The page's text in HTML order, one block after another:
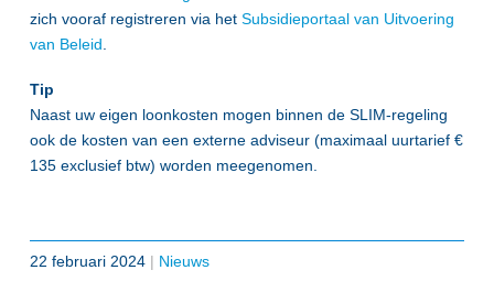
zich vooraf registreren via het Subsidieportaal van Uitvoering
van Beleid
Tip
Naast uw eigen loonkosten mogen binnen de SLIM-regeling
ook de kosten van een externe adviseur (maximaal uurtarief €
135 exclusief btw) worden meegenomen.
22 februari 2024| Nieuws